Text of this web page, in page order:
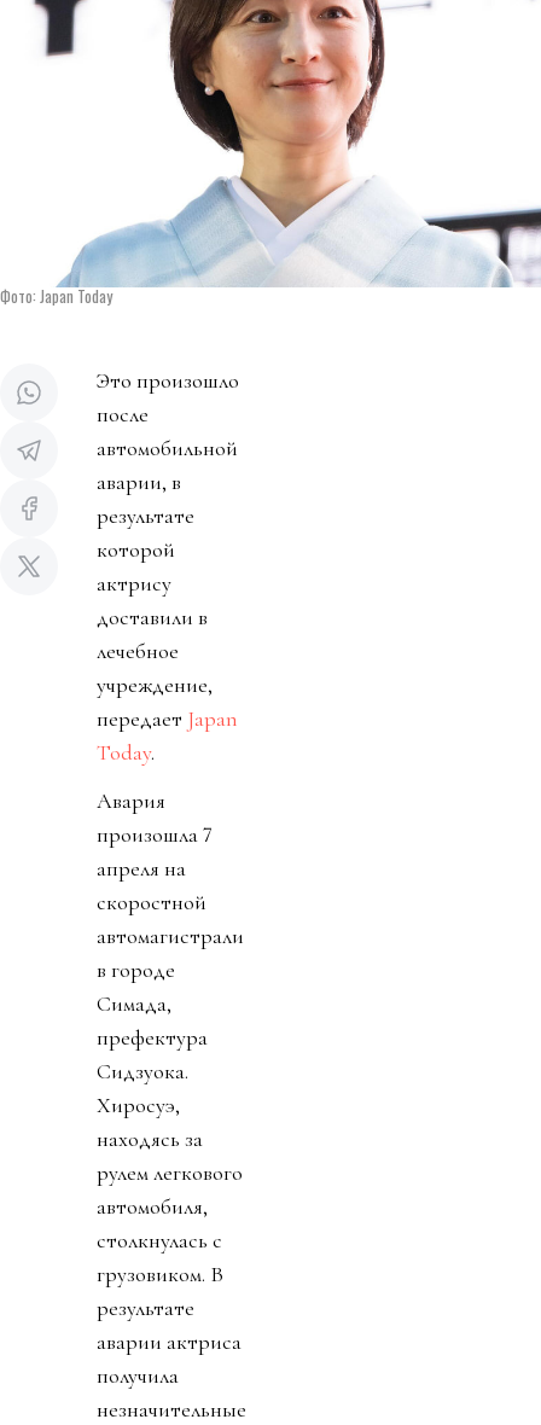
Фото: Japan Today
Это произошло
после
автомобильной
аварии, в
результате
которой
актрису
доставили в
лечебное
учреждение,
передает Japan
Today.
Авария
произошла 7
апреля на
скоростной
автомагистрали
в городе
Симада,
префектура
Сидзуока.
Хиросуэ,
находясь за
рулем легкового
автомобиля,
столкнулась с
грузовиком. В
результате
аварии актриса
получила
незначительные